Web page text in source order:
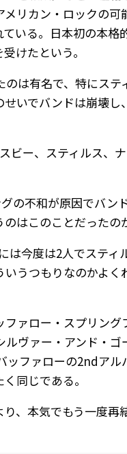
リカン・ロックの
いる。日本初の本格
けたという。
は有名で、特にス
いでバンドは崩壊
ビー、スティルス、
の不和が原因でバン
はこのことだったの
は今度は2人でスティ
うつもりなのかよく
ァロー・スプリン
ヴァー・アンド・
ッファローの2ndア
同じである。
、本気でもう一度再